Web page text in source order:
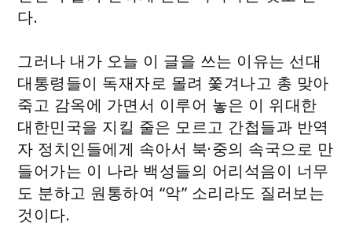
다.
그러나 내가 오늘 이 글을 쓰는 이유는 선대
대통령들이 독재자로 몰려 쫓겨나고 총 맞아
죽고 감옥에 가면서 이루어 놓은 이 위대한
대한민국을 지킬 줄은 모르고 간첩들과 반역
자 정치인들에게 속아서 북·중의 속국으로 만
들어가는 이 나라 백성들의 어리석음이 너무
도 분하고 원통하여 “악” 소리라도 질러보는
것이다.